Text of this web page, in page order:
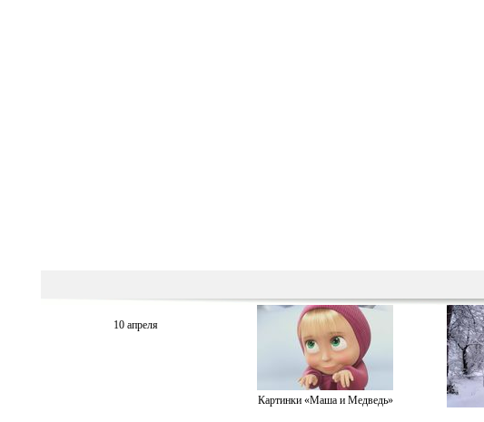
10 апреля
Картинки «Маша и Медведь»